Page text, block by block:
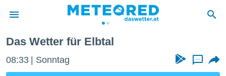
Das Wetter für Elbtal
08:33 Sonntag ...